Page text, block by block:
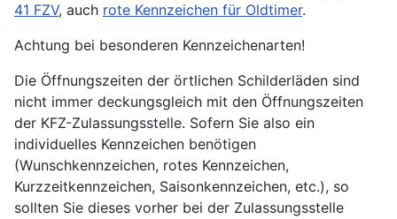
41 FZV, auch rote Kennzeichen für Oldtimer.
Achtung bei besonderen Kennzeichenarten!
Die Öffnungszeiten der örtlichen Schilderläden sind
nicht immer deckungsgleich mit den Öffnungszeiten
der KFZ-Zulassungsstelle. Sofern Sie also ein
individuelles Kennzeichen benötigen
(Wunschkennzeichen, rotes Kennzeichen,
Kurzzeitkennzeichen, Saisonkennzeichen, etc.), so
sollten Sie dieses vorher bei der Zulassungsstelle